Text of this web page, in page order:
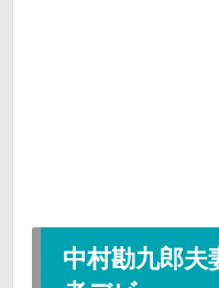
中村勘九郎夫